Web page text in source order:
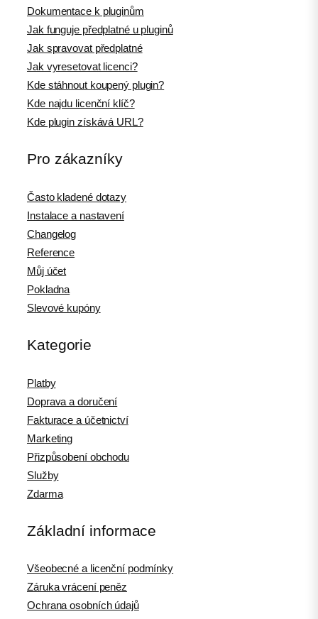
Dokumentace k pluginům
Jak funguje předplatné u pluginů
Jak spravovat předplatné
Jak vyresetovat licenci?
Kde stáhnout koupený plugin?
Kde najdu licenční klíč?
Kde plugin získává URL?
Pro zákazníky
Často kladené dotazy
Instalace a nastavení
Changelog
Reference
Můj účet
Pokladna
Slevové kupóny
Kategorie
Platby
Doprava a doručení
Fakturace a účetnictví
Marketing
Přizpůsobení obchodu
Služby
Zdarma
Základní informace
Všeobecné a licenční podmínky
Záruka vrácení peněz
Ochrana osobních údajů